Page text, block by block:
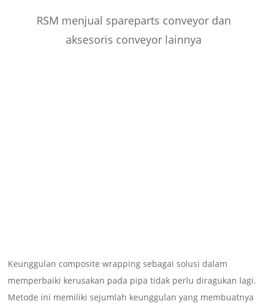
RSM menjual spareparts conveyor dan
aksesoris conveyor lainnya
Keunggulan composite wrapping sebagai solusi dalam
memperbaiki kerusakan pada pipa tidak perlu diragukan lagi.
Metode ini memiliki sejumlah keunggulan yang membuatnya